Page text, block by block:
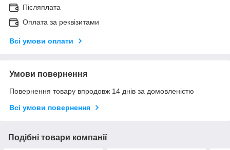
Післяплата
Оплата за реквізитами
Всі умови оплати
Умови повернення
Повернення товару впродовж 14 днів за домовленістю
Всі умови повернення
Подібні товари компанії